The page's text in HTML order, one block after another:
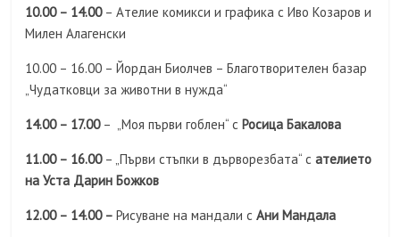
10.00 – 14.00– Ателие комикси и графика с Иво Козаров и
Милен Алагенски
10.00 – 16.00 – Йордан Биолчев – Благотворителен базар
„Чудатковци за животни в нужда“
14.00 – 17.00– „Моя първи гоблен“ сРосица Бакалова
11.00 – 16.00– „Първи стъпки в дърворезбата“ с ателието
на Уста Дарин Божков
12.00 – 14.00 –Рисуване на мандали с Ани Мандала